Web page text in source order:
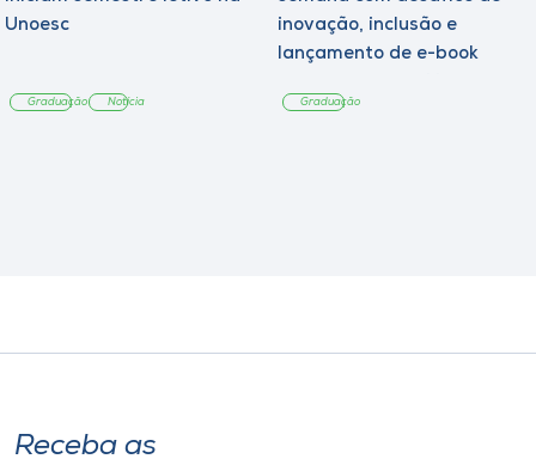
Unoesc
Graduação Notícia
inovação, inclusão e
lançamento de e-book
Graduação
Receba as